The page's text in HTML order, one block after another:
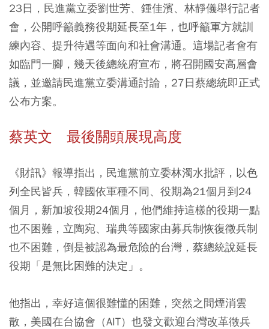
23日，民進黨立委劉世芳、鍾佳濱、林靜儀舉行記者
會，公開呼籲義務役期延長至1年，也呼籲軍方就訓
練內容、提升待遇等面向和社會溝通。這場記者會有
如臨門一腳，幾天後總統府宣布，將召開國安高層會
議，並邀請民進黨立委溝通討論，27日蔡總統即正式
公布方案。
蔡英文 最後關頭展現高度
《財訊》報導指出，民進黨前立委林濁水批評，以色
列全民皆兵，韓國依軍種不同、役期為21個月到24
個月，新加坡役期24個月，他們維持這樣的役期一點
也不困難，立陶宛、瑞典等國家由募兵制恢復徵兵制
也不困難，倒是被認為最危險的台灣，蔡總統說延長
役期「是無比困難的決定」。
他指出，幸好這個很難懂的困難，突然之間煙消雲
散，美國在台協會（AIT）也發文歡迎台灣改革徵兵